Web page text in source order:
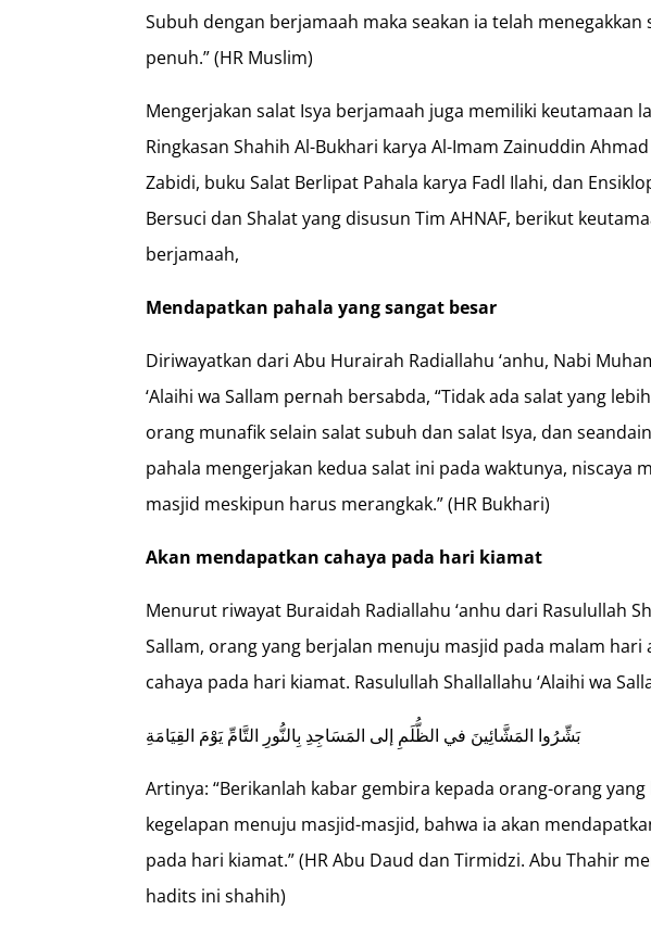
Subuh dengan berjamaah maka seakan ia telah menegakkan
penuh.” (HR Muslim)
Mengerjakan salat Isya berjamaah juga memiliki keutamaan
Ringkasan Shahih Al-Bukhari karya Al-Imam Zainuddin
Zabidi, buku Salat Berlipat Pahala karya Fadl Ilahi, dan
Bersuci dan Shalat yang disusun Tim AHNAF, berikut
berjamaah,
Mendapatkan pahala yang sangat besar
Diriwayatkan dari Abu Hurairah Radiallahu ‘anhu, Nabi
‘Alaihi wa Sallam pernah bersabda, “Tidak ada salat yang
orang munafik selain salat subuh dan salat Isya, dan
pahala mengerjakan kedua salat ini pada waktunya, niscaya
masjid meskipun harus merangkak.” (HR Bukhari)
Akan mendapatkan cahaya pada hari kiamat
Menurut riwayat Buraidah Radiallahu ‘anhu dari Rasulullah
Sallam, orang yang berjalan menuju masjid pada malam hari
cahaya pada hari kiamat. Rasulullah Shallallahu ‘Alaihi wa
بَشِّرُوا المَشَّائِينَ في الظُّلَمِ إلى المَسَاجِدِ بِالنُّورِ التَّامِّ يَوْمَ القِيَامَةِ
Artinya: “Berikanlah kabar gembira kepada orang-orang
kegelapan menuju masjid-masjid, bahwa ia akan
pada hari kiamat.” (HR Abu Daud dan Tirmidzi. Abu Thahir
hadits ini shahih)